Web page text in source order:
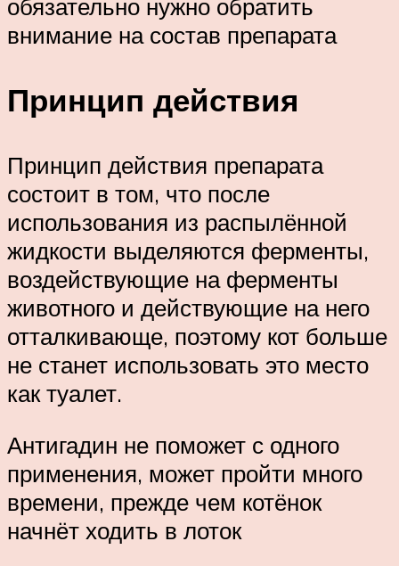
обязательно нужно обратить
внимание на состав препарата
Принцип действия
Принцип действия препарата
состоит в том, что после
использования из распылённой
жидкости выделяются ферменты,
воздействующие на ферменты
животного и действующие на него
отталкивающе, поэтому кот больше
не станет использовать это место
как туалет.
Антигадин не поможет с одного
применения, может пройти много
времени, прежде чем котёнок
начнёт ходить в лоток